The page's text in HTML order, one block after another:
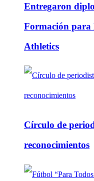
Entregaron
Formación para
Athletics
Círculo de
reconocimientos